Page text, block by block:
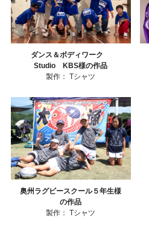
ダンス＆ボディワーク
Studio KBS様の作品
製作： Tシャツ
奥州ラグビースクール５年生様
の作品
製作： Tシャツ